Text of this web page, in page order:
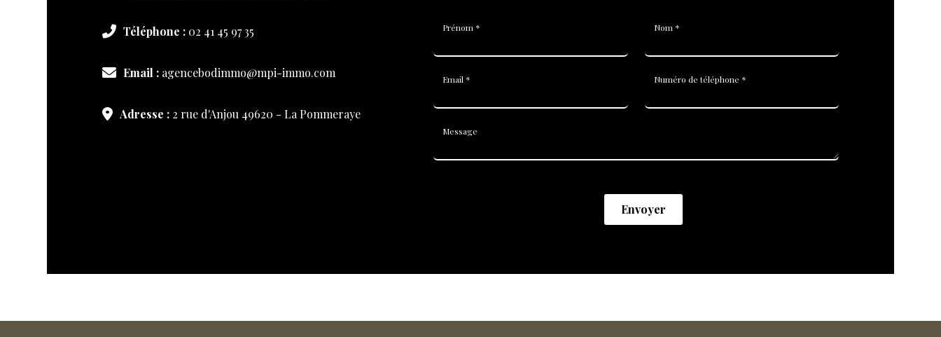
Téléphone : 02 41 45 97 35
Email : agencebodimmo@mpi-immo.com
Adresse : 2 rue d'Anjou 49620 - La Pommeraye
Prénom * Nom *
Email * Numéro de téléphone *
Message
Envoyer